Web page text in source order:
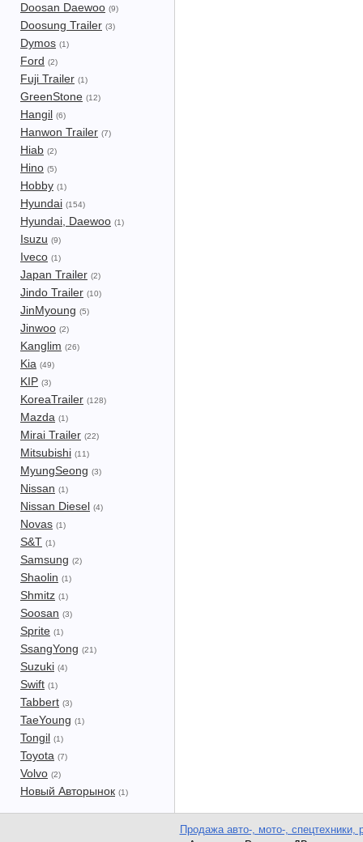
Doosan Daewoo (9)
Doosung Trailer (3)
Dymos (1)
Ford (2)
Fuji Trailer (1)
GreenStone (12)
Hangil (6)
Hanwon Trailer (7)
Hiab (2)
Hino (5)
Hobby (1)
Hyundai (154)
Hyundai, Daewoo (1)
Isuzu (9)
Iveco (1)
Japan Trailer (2)
Jindo Trailer (10)
JinMyoung (5)
Jinwoo (2)
Kanglim (26)
Kia (49)
KIP (3)
KoreaTrailer (128)
Mazda (1)
Mirai Trailer (22)
Mitsubishi (11)
MyungSeong (3)
Nissan (1)
Nissan Diesel (4)
Novas (1)
S&T (1)
Samsung (2)
Shaolin (1)
Shmitz (1)
Soosan (3)
Sprite (1)
SsangYong (21)
Suzuki (4)
Swift (1)
Tabbert (3)
TaeYoung (1)
Tongil (1)
Toyota (7)
Volvo (2)
Новый Авторынок (1)
Продажа авто-, мото-, спецтехники,